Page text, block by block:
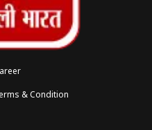
का लोकेशन और एरिया
यह स्ट्रैटेजिक प्लानिंग
ग्रोथ बेल्ट” में बदल देगी।
& Condition